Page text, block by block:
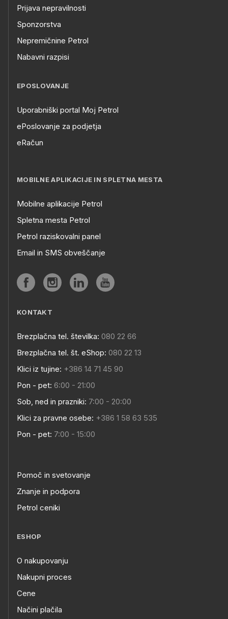
Prijava nepravilnosti
Sponzorstva
Nepremičnine Petrol
Nabavni razpisi
EPOSLOVANJE
Uporabniški portal Moj Petrol
ePoslovanje za podjetja
eRačun
MOBILNE APLIKACIJE IN SPLETNA MESTA
Mobilne aplikacije Petrol
Spletna mesta Petrol
Petrol raziskovalni panel
Email in SMS obveščanje
KONTAKT
Brezplačna tel. številka: 080 22 66
Brezplačna tel. št. eShop: 080 22 13
Klici iz tujine: +386 14 71 45 90
Pon - pet: 6:00 - 21:00
Sob, ned in prazniki: 7:00 - 20:00
Klici za pravne osebe: +386 1 58 63 535
Pon - pet: 7:00 - 15:00
Pomoč in svetovanje
Znanje in podpora
Petrol ceniki
ESHOP
O nakupovanju
Nakupni proces
Cene
Načini plačila